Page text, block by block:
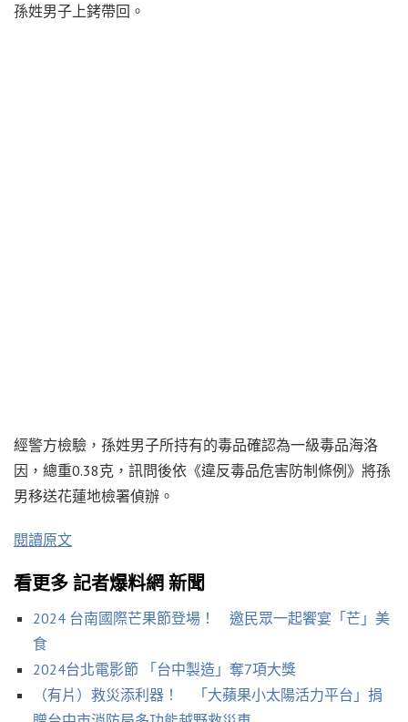
孫姓男子上銬帶回。
經警方檢驗，孫姓男子所持有的毒品確認為一級毒品海洛
因，總重0.38克，訊問後依《違反毒品危害防制條例》將孫
男移送花蓮地檢署偵辦。
閱讀原文
看更多 記者爆料網 新聞
2024 台南國際芒果節登場！ 邀民眾一起饗宴「芒」美
食
2024台北電影節 「台中製造」奪7項大獎
（有片）救災添利器！ 「大蘋果小太陽活力平台」捐